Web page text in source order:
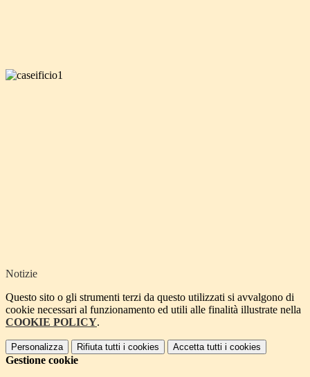
Notizie
Questo sito o gli strumenti terzi da questo utilizzati si avvalgono di
cookie necessari al funzionamento ed utili alle finalità illustrate nella
COOKIE POLICY.
Personalizza Rifiuta tutti i cookies Accetta tutti i cookies
Gestione cookie